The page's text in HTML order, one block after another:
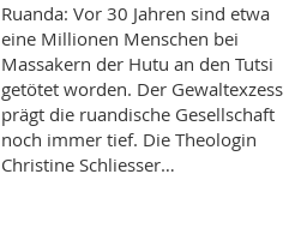
Ruanda: Vor 30 Jahren sind etwa
eine Millionen Menschen bei
Massakern der Hutu an den Tutsi
getötet worden. Der Gewaltexzess
prägt die ruandische Gesellschaft
noch immer tief. Die Theologin
Christine Schliesser…